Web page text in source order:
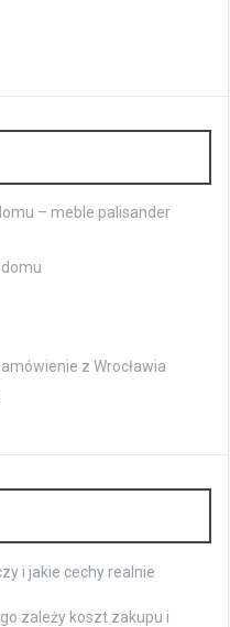
– meble palisander
z Wrocławia
i jakie cechy realnie
zależy koszt zakupu i